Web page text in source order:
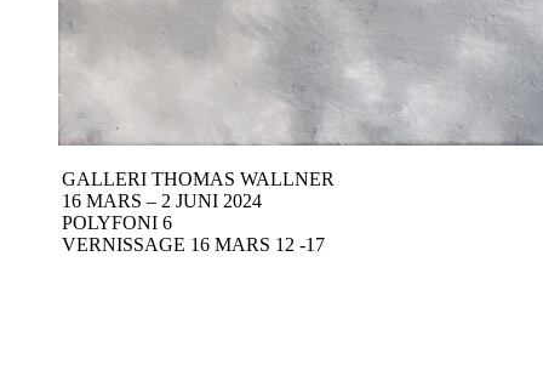
GALLERI THOMAS WALLNER
16 MARS – 2 JUNI 2024
POLYFONI 6
VERNISSAGE 16 MARS 12 -17